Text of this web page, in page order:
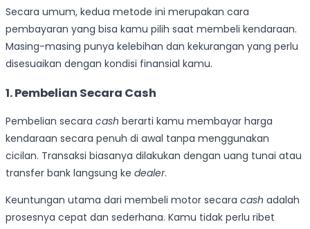
Secara umum, kedua metode ini merupakan cara
pembayaran yang bisa kamu pilih saat membeli kendaraan.
Masing-masing punya kelebihan dan kekurangan yang perlu
disesuaikan dengan kondisi finansial kamu.
1. Pembelian Secara Cash
Pembelian secara cash berarti kamu membayar harga
kendaraan secara penuh di awal tanpa menggunakan
cicilan. Transaksi biasanya dilakukan dengan uang tunai atau
transfer bank langsung ke dealer.
Keuntungan utama dari membeli motor secara cash adalah
prosesnya cepat dan sederhana. Kamu tidak perlu ribet